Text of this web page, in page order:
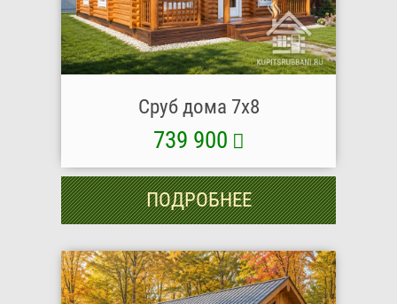
Сруб дома 7х8
739 900
ПОДРОБНЕЕ